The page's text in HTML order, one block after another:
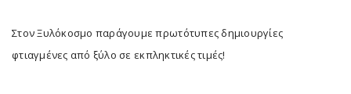
Στον Ξυλόκοσμο παράγουμε πρωτότυπες δημιουργίες
φτιαγμένες από ξύλο σε εκπληκτικές τιμές!